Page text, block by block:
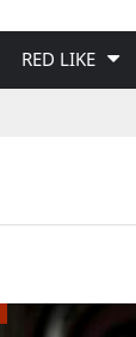
RED LIKE